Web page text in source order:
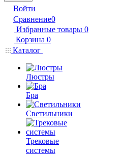
Войти
Сравнение0
Избранные товары 0
Корзина 0
Каталог
Люстры
Бра
Светильники
Трековые
системы